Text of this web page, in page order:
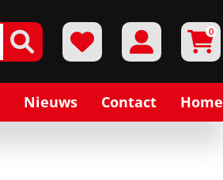
0
Nieuws Contact Home